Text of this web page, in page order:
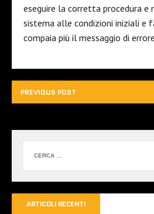
eseguire la corretta procedura e
sistema alle condizioni iniziali e
compaia più il messaggio di
PREVIOUS POST
ARTICOLI RECENTI